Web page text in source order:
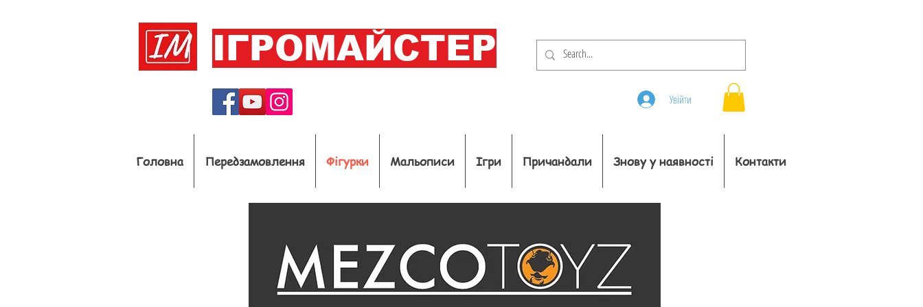
ІГРОМАЙСТЕР
Увійти
Головна Передзамовлення Фігурки Мальописи Ігри Причандали Знову у наявності Контакти